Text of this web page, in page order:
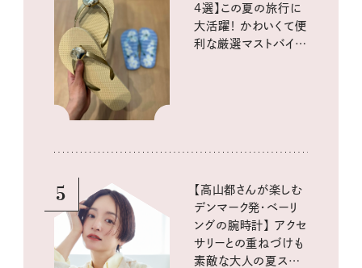
4選】この夏の旅行に
大活躍！ かわいくて便
利な厳選マストバイア
5
【高山都さんが楽しむ
デンマーク発・ベーリ
ングの腕時計】 アクセ
サリーとの重ねづけも
素敵な大人の夏スタイ